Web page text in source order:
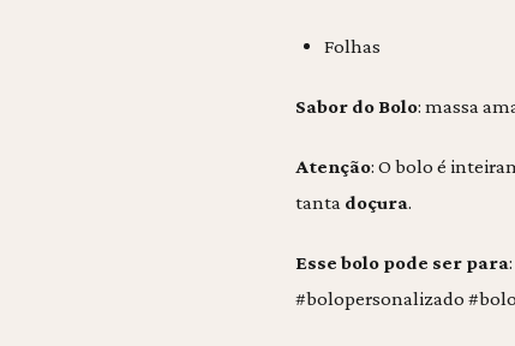
Folhas
Sabor do Bolo: massa
Atenção: O bolo é
tanta doçura.
Esse bolo pode ser para
#bolopersonalizado